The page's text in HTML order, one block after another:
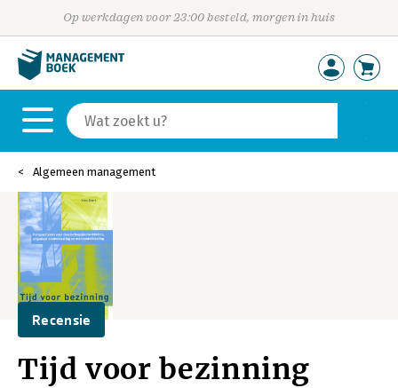
Op werkdagen voor 23:00 besteld, morgen in huis
Algemeen management
Recensie
Tijd voor bezinning